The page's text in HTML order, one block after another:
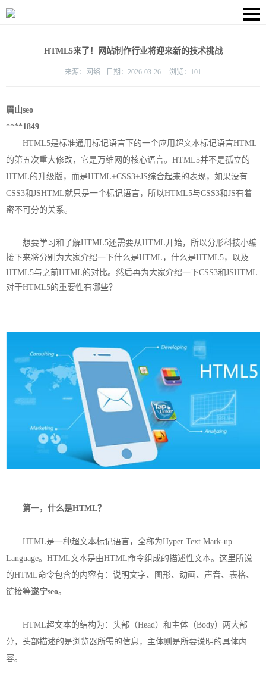
HTML5来了！网站制作行业将迎来新的技术挑战
来源： 网络 日期： 2026-03-26 浏览： 101
眉山seo
****1849
HTML5是标准通用标记语言下的一个应用超文本标记语言HTML
的第五次重大修改，它是万维网的核心语言。HTML5并不是孤立的
HTML的升级版，而是HTML+CSS3+JS综合起来的表现，如果没有
CSS3和JSHTML就只是一个标记语言，所以HTML5与CSS3和JS有着
密不可分的关系。
想要学习和了解HTML5还需要从HTML开始，所以分形科技小编
接下来将分别为大家介绍一下什么是HTML，什么是HTML5，以及
HTML5与之前HTML的对比。然后再为大家介绍一下CSS3和JSHTML
对于HTML5的重要性有哪些？
第一，什么是HTML？
HTML是一种超文本标记语言，全称为Hyper Text Mark-up
Language。HTML文本是由HTML命令组成的描述性文本。这里所说
的HTML命令包含的内容有：说明文字、图形、动画、声音、表格、
链接等遂宁seo。
HTML超文本的结构为：头部（Head）和主体（Body）两大部
分，头部描述的是浏览器所需的信息，主体则是所要说明的具体内
容。